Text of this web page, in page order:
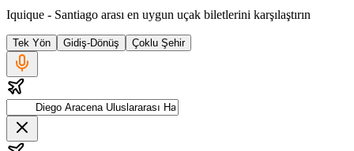
Iquique - Santiago arası en uygun uçak biletlerini karşılaştırın
Tek Yön Gidiş-Dönüş Çoklu Şehir